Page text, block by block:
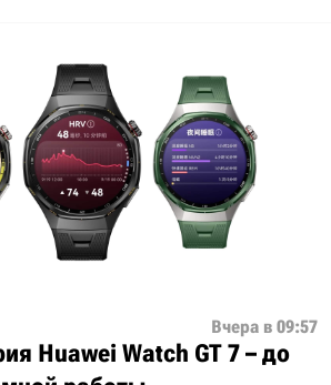
Вчера в 09:57
Huawei Watch GT 7 – до